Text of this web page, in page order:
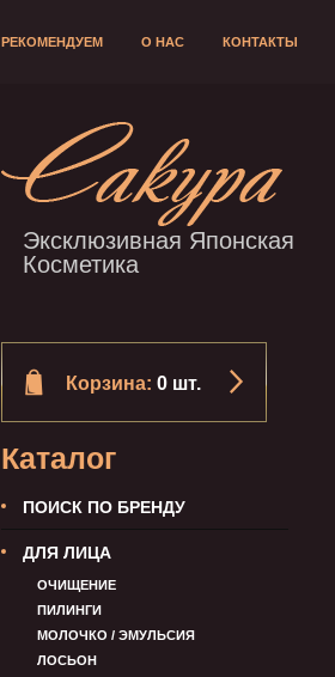
РЕКОМЕНДУЕМ О НАС КОНТАКТЫ
Эксклюзивная Японская
Косметика
Корзина: 0 шт.
Каталог
ПОИСК ПО БРЕНДУ
ДЛЯ ЛИЦА
ОЧИЩЕНИЕ
ПИЛИНГИ
МОЛОЧКО / ЭМУЛЬСИЯ
ЛОСЬОН